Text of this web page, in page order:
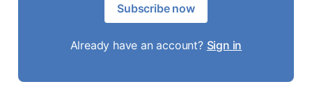
Subscribe now
Already have an account? Sign in